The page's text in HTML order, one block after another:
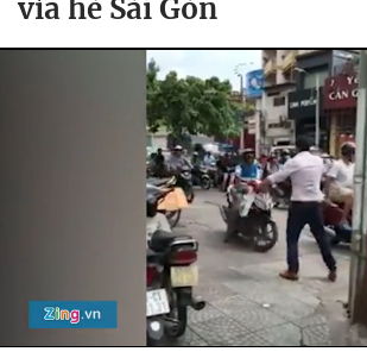
vỉa hè Sài Gòn